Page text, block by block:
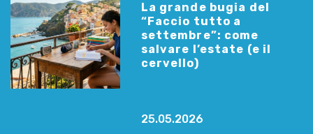
La grande bugia del
“Faccio tutto a
settembre”: come
salvare l’estate (e il
cervello)
25.05.2026